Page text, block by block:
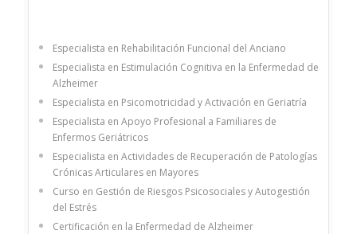
Especialista en Rehabilitación Funcional del Anciano
Especialista en Estimulación Cognitiva en la Enfermedad de
Alzheimer
Especialista en Psicomotricidad y Activación en Geriatría
Especialista en Apoyo Profesional a Familiares de
Enfermos Geriátricos
Especialista en Actividades de Recuperación de Patologías
Crónicas Articulares en Mayores
Curso en Gestión de Riesgos Psicosociales y Autogestión
del Estrés
Certificación en la Enfermedad de Alzheimer